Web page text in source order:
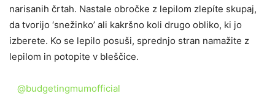
narisanih črtah. Nastale obročke z lepilom zlepíte skupaj,
da tvorijo ‘snežinko’ ali kakršno koli drugo obliko, ki jo
izberete. Ko se lepilo posuši, sprednjo stran namažite z
lepilom in potopite v bleščice.
@budgetingmumofficial